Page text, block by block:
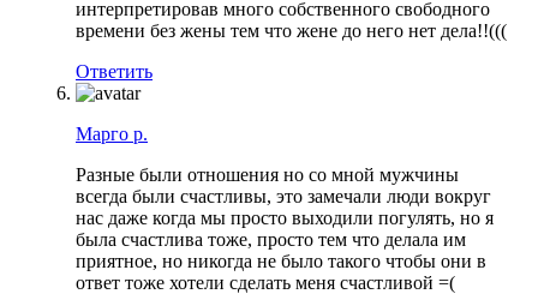
интерпретировав много собственного свободного
времени без жены тем что жене до него нет дела!!(((
Ответить
Марго р.
Разные были отношения но со мной мужчины
всегда были счастливы, это замечали люди вокруг
нас даже когда мы просто выходили погулять, но я
была счастлива тоже, просто тем что делала им
приятное, но никогда не было такого чтобы они в
ответ тоже хотели сделать меня счастливой =(